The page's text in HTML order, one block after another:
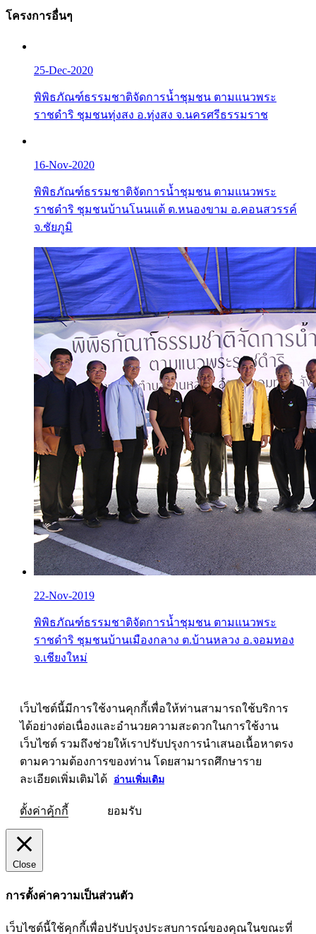
โครงการอื่นๆ
25-Dec-2020
พิพิธภัณฑ์ธรรมชาติจัดการน้ำชุมชน ตามแนวพระ
ราชดำริ ชุมชนทุ่งสง อ.ทุ่งสง จ.นครศรีธรรมราช
16-Nov-2020
พิพิธภัณฑ์ธรรมชาติจัดการน้ำชุมชน ตามแนวพระ
ราชดำริ ชุมชนบ้านโนนแต้ ต.หนองขาม อ.คอนสวรรค์
จ.ชัยภูมิ
22-Nov-2019
พิพิธภัณฑ์ธรรมชาติจัดการน้ำชุมชน ตามแนวพระ
ราชดำริ ชุมชนบ้านเมืองกลาง ต.บ้านหลวง อ.จอมทอง
จ.เชียงใหม่
เว็บไซต์นี้มีการใช้งานคุกกี้เพื่อให้ท่านสามารถใช้บริการ
ได้อย่างต่อเนื่องและอำนวยความสะดวกในการใช้งาน
เว็บไซต์ รวมถึงช่วยให้เราปรับปรุงการนำเสนอเนื้อหาตรง
ตามความต้องการของท่าน โดยสามารถศึกษาราย
ละเอียดเพิ่มเติมได้
อ่านเพิ่มเติม
ตั้งค่าคุ้กกี้ ยอมรับ
Close
การตั้งค่าความเป็นส่วนตัว
เว็บไซต์นี้ใช้คุกกี้เพื่อปรับปรุงประสบการณ์ของคุณในขณะที่